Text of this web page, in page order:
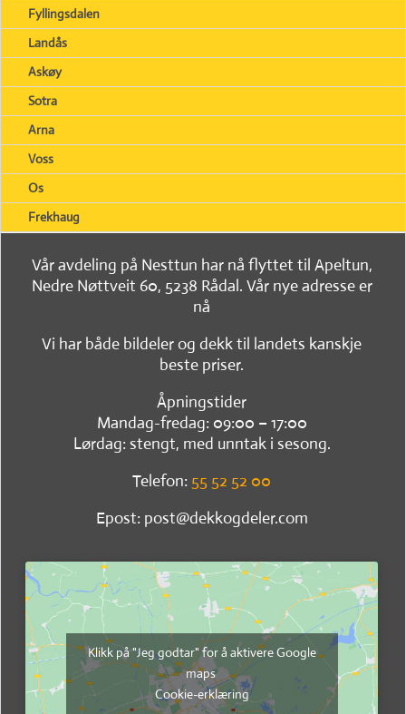
Fyllingsdalen
Landås
Askøy
Sotra
Arna
Voss
Os
Frekhaug
Vår avdeling på Nesttun har nå flyttet til Apeltun,
Nedre Nøttveit 60, 5238 Rådal. Vår nye adresse er
nå
Vi har både bildeler og dekk til landets kanskje
beste priser.
Åpningstider
Mandag-fredag: 09:00 – 17:00
Lørdag: stengt, med unntak i sesong.
Telefon: 55 52 52 00
Epost: post@dekkogdeler.com
Klikk på "Jeg godtar" for å aktivere Google
maps
Cookie-erklæring